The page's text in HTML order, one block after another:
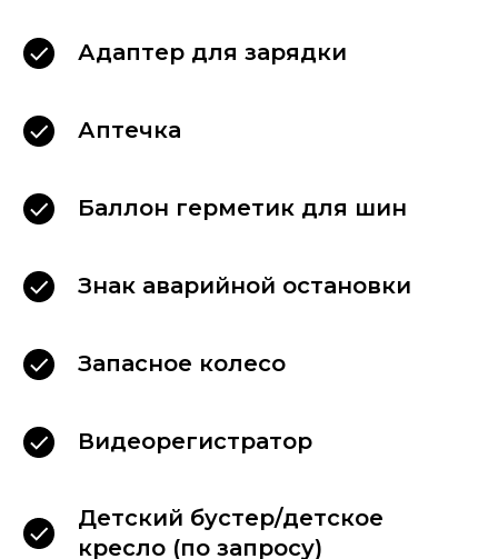
Адаптер для зарядки
Аптечка
Баллон герметик для шин
Знак аварийной остановки
Запасное колесо
Видеорегистратор
Детский бустер/детское
кресло (по запросу)